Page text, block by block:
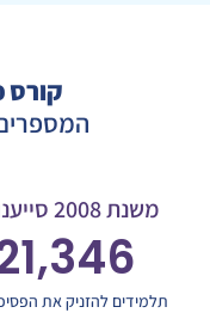
קורס
משנת 2008 סייענו ל-
תלמידים להזניק את